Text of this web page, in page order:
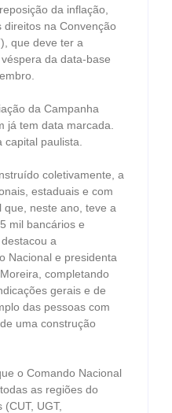
da inflação,
direitos na Convenção
que deve ter a
da data-base
da Campanha
já tem data marcada.
capital paulista.
coletivamente, a
estaduais e com
que, neste ano, teve a
mil bancários e
a
Nacional e presidenta
completando
gerais e de
das pessoas com
uma construção
o Comando Nacional
as regiões do
UGT,